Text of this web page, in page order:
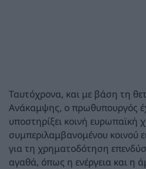
Ταυτόχρονα, και με βάση τη
Ανάκαμψης, ο πρωθυπουργός
υποστηρίξει κοινή ευρωπαϊκή
συμπεριλαμβανομένου κοινού
για τη χρηματοδότηση
αγαθά, όπως η ενέργεια και η